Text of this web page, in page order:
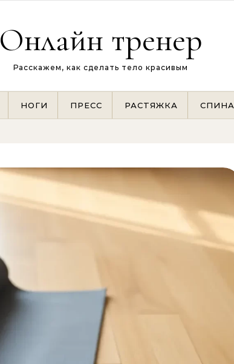
Онлайн тренер
Расскажем, как сделать тело красивым
НОГИ ПРЕСС РАСТЯЖКА СПИНА